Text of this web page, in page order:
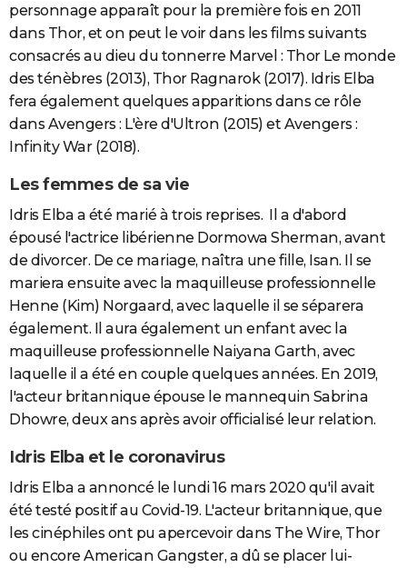
personnage apparaît pour la première fois en 2011
dans Thor, et on peut le voir dans les films suivants
consacrés au dieu du tonnerre Marvel : Thor Le monde
des ténèbres (2013), Thor Ragnarok (2017). Idris Elba
fera également quelques apparitions dans ce rôle
dans Avengers : L'ère d'Ultron (2015) et Avengers :
Infinity War (2018).
Les femmes de sa vie
Idris Elba a été marié à trois reprises. Il a d'abord
épousé l'actrice libérienne Dormowa Sherman, avant
de divorcer. De ce mariage, naîtra une fille, Isan. Il se
mariera ensuite avec la maquilleuse professionnelle
Henne (Kim) Norgaard, avec laquelle il se séparera
également. Il aura également un enfant avec la
maquilleuse professionnelle Naiyana Garth, avec
laquelle il a été en couple quelques années. En 2019,
l'acteur britannique épouse le mannequin Sabrina
Dhowre, deux ans après avoir officialisé leur relation.
Idris Elba et le coronavirus
Idris Elba a annoncé le lundi 16 mars 2020 qu'il avait
été testé positif au Covid-19. L'acteur britannique, que
les cinéphiles ont pu apercevoir dans The Wire, Thor
ou encore American Gangster, a dû se placer lui-